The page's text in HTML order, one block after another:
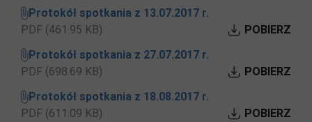
Protokół spotkania z 13.07.2017 r.
PDF (461.95 KB)
POBIERZ
Protokół spotkania z 27.07.2017 r.
PDF (698.69 KB)
POBIERZ
Protokół spotkania z 18.08.2017 r.
PDF (611.09 KB)
POBIERZ